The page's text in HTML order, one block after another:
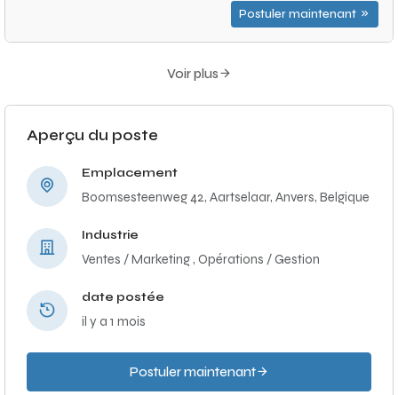
Postuler maintenant
Voir plus
Aperçu du poste
Emplacement
Boomsesteenweg 42, Aartselaar, Anvers, Belgique
Industrie
Ventes / Marketing , Opérations / Gestion
date postée
il y a 1 mois
Postuler maintenant